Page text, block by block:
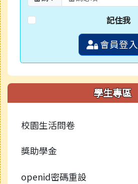
記住我
會員登入
學生專區
校園生活問卷
獎助學金
openid密碼重設